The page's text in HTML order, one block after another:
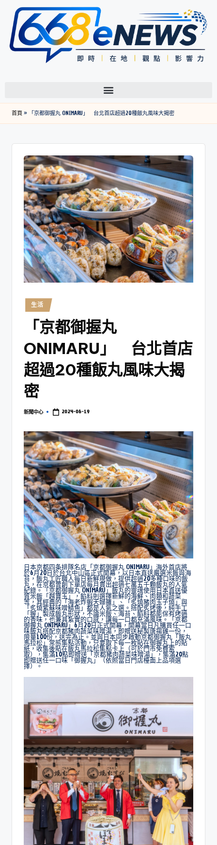
首頁» 「京都御握丸 ONIMARU」 台北首店超過20種飯丸風味大揭密
生活
「京都御握丸
ONIMARU」 台北首店
超過20種飯丸風味大揭
密
新聞中心 2024-06-19
日本京都四条排隊名店「京都御握丸 ONIMARU」海外首店將
於6月20日於台北中山區正式開幕，以日本直送嚴選米飯與海
苔，飯丸工匠職人每日新鮮現做，提供超過20多種口味的飯
丸，在京都曾創下單店每月賣出超過七萬五千顆飯丸的人氣
紀錄。「京都御握丸 ONIMARU」飯丸的靈魂使用日本直送優
質米飯「越寶玉」，餡料則選擇新鮮的海鮮、肉類和蔬菜
等，其經典的「海老炸蝦天婦羅」、「炙燒豬肉玉子燒」與
「炙燒紫蘇味噌鯖魚」都是人氣之選。搭配炙烤後，純手工
「握」製成飯丸形狀，不論米飯、海苔、餡料都能保有烤過
的香味，也兼具紮實的口感，讓每一口都充滿風味。「京都
御握丸 ONIMARU」6月20日正式開幕，開幕當日凡購買任一口
味飯丸搭配京都豬肉蔬菜味噌湯，即贈送秘製唐揚雞一份，
限量100份，送完為止。並與日本同步啟動京都御握丸「飯丸
馬拉松」常態集點活動，只要取下每一枚貼在御握丸上的貼
紙，收集後貼在飯丸馬拉松集點卡上（可於門市免費索
取），集滿10點即贈送「京都豬肉蔬菜味噌湯」，集滿20點
即贈送任一口味「御握丸」（依照當日門店檯面上品項選
擇）。